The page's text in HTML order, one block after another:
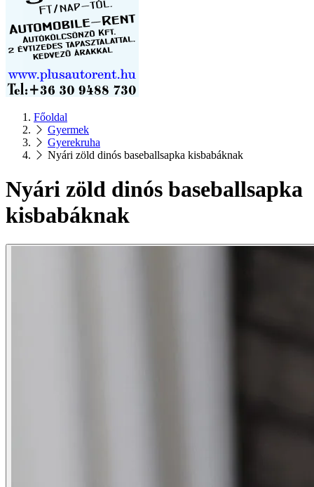
Főoldal
Gyermek
Gyerekruha
Nyári zöld dinós baseballsapka kisbabáknak
Nyári zöld dinós baseballsapka
kisbabáknak